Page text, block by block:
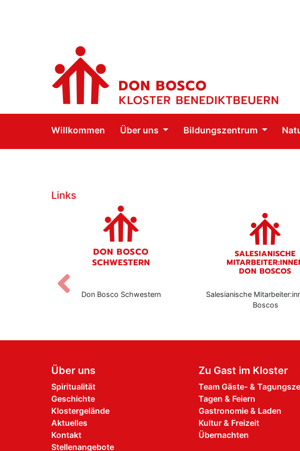
Willkommen Über uns Bildungszentrum
Links
Don Bosco Schwestern
Salesianische
Boscos
Zurück
Über uns
Spiritualität
Geschichte
Klostergelände
Aktuelles
Kontakt
Stellenangebote
Zu Gast im Kloster
Team Gäste- &
Tagen & Feiern
Gastronomie & Laden
Kultur & Freizeit
Übernachten